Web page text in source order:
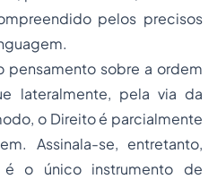
pelos precisos
pensamento sobre a ordem
lateralmente, pela via da
o Direito é parcialmente
Assinala-se, entretanto,
o único instrumento de